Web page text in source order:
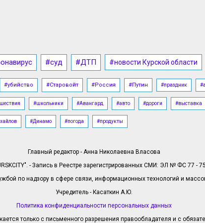
#суд #ДТП #новости Курской области
#убийство #Старовойт #Россия #Путин #праздник
#школьники #Авангард #авто #дороги #выставка
#Динамо #погода #продукты
Главный редактор - Анна Николаевна Власова
- Запись в Реестре зарегистрированных СМИ: ЭЛ № ФС 77 -
по надзору в сфере связи, информационных технологий и
Учредитель - Касаткин А.Ю.
Политика конфиденциальности персональных данных
только с письменного разрешения правообладателя и с